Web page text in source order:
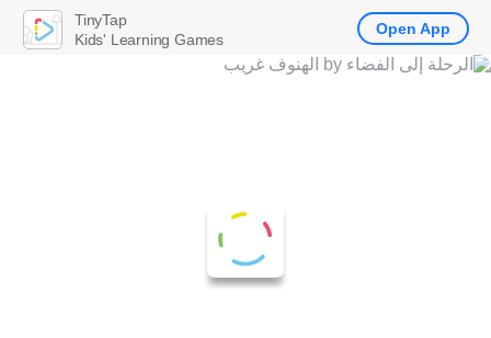
TinyTap
Kids' Learning Games
Open App